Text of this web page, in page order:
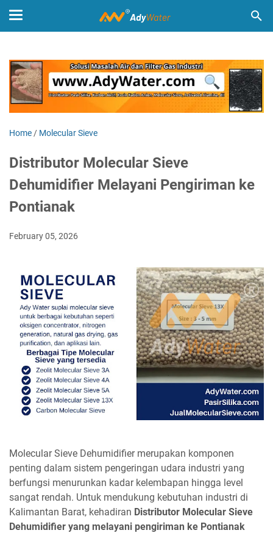
Home / Molecular Sieve
Distributor Molecular Sieve
Dehumidifier Melayani Pengiriman ke
Pontianak
February 05, 2026
Molecular Sieve Dehumidifier merupakan komponen
penting dalam sistem pengeringan udara industri yang
berfungsi menurunkan kadar kelembapan hingga level
sangat rendah. Untuk mendukung kebutuhan industri di
Kalimantan Barat, kehadiran Distributor Molecular Sieve
Dehumidifier yang melayani pengiriman ke Pontianak